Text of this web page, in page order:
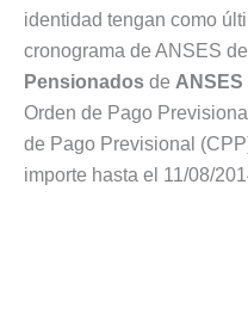
identidad tengan como
cronograma de ANSES
Pensionados de ANSES
Orden de Pago
de Pago Previsional
importe hasta el 11/08/